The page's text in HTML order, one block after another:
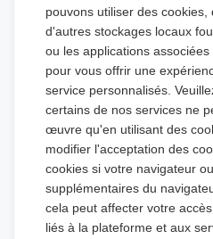
pouvons utiliser des cookies,
d'autres stockages locaux
ou les applications
pour vous offrir une
service personnalisés.
certains de nos services ne
œuvre qu'en utilisant des
modifier l'acceptation des
cookies si votre navigateur
supplémentaires du
cela peut affecter votre
liés à la plateforme et aux